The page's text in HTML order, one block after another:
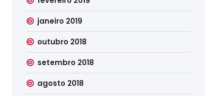
janeiro 2019
outubro 2018
setembro 2018
agosto 2018